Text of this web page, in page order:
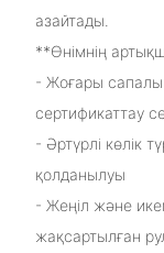
азайтады.
**Өнімнің
- Жоғары
сертификаттау
- Әртүрлі көлік
қолданылуы
- Жеңіл және
жақсартылған